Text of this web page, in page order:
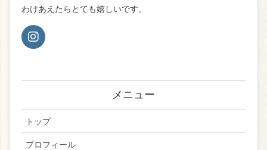
わけあえたらとても嬉しいです。
メニュー
トップ
プロフィール